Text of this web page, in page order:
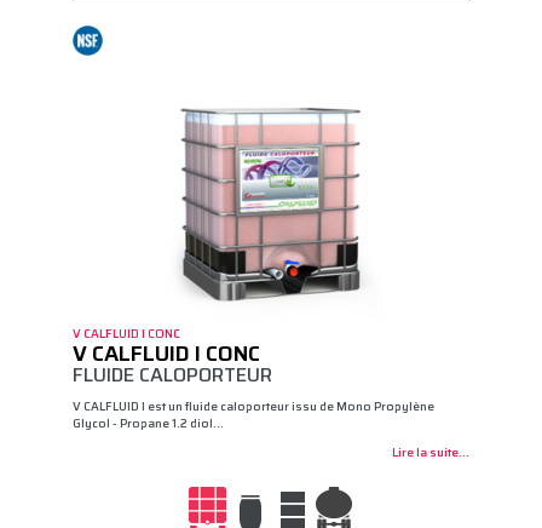
V CALFLUID I CONC
V CALFLUID I CONC
FLUIDE CALOPORTEUR
V CALFLUID I est un fluide caloporteur issu de Mono Propylène
Glycol - Propane 1.2 diol…
Lire la suite...